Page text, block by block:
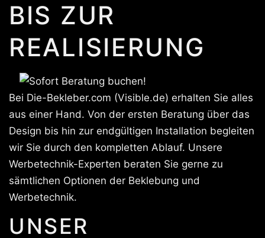
BIS ZUR
REALISIERUNG
Bei Die-Bekleber.com (Visible.de) erhalten Sie alles
aus einer Hand. Von der ersten Beratung über das
Design bis hin zur endgültigen Installation begleiten
wir Sie durch den kompletten Ablauf. Unsere
Werbetechnik-Experten beraten Sie gerne zu
sämtlichen Optionen der Beklebung und
Werbetechnik.
UNSER